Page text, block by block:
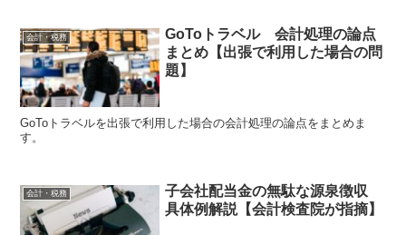
会計・税務
GoToトラベル 会計処理の論点
まとめ【出張で利用した場合の問
題】
GoToトラベルを出張で利用した場合の会計処理の論点をまとめま
す。
会計・税務
子会社配当金の無駄な源泉徴収
具体例解説【会計検査院が指摘】